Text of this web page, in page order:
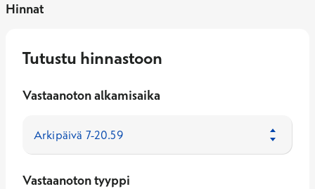
Hinnat
Tutustu hinnastoon
Vastaanoton alkamisaika
Vastaanoton tyyppi